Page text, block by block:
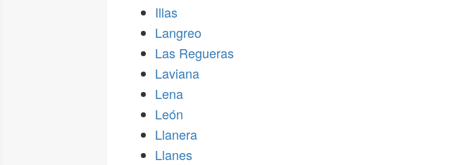
Illas
Langreo
Las Regueras
Laviana
Lena
León
Llanera
Llanes